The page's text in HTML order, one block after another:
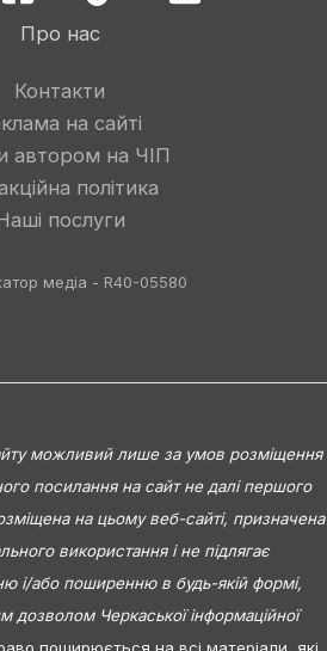
Про нас
Контакти
на сайті
автором на ЧІП
політика
послуги
медіа - R40-05580
можливий лише за умов розміщення
посилання на сайт не далі першого
на цьому веб-сайті, призначена
використання і не підлягає
і/або поширенню в будь-якій формі,
дозволом Черкаської інформаційної